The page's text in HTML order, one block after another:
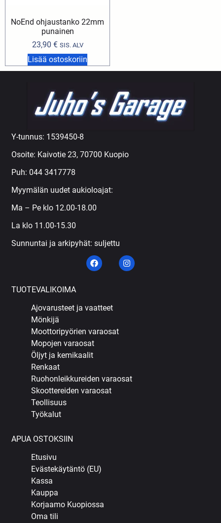
NoEnd ohjaustanko 22mm
punainen
23,90 € SIS. ALV
Lisää ostoskoriin
Y-tunnus: 1539450-8
Osoite: Kaivotie 23, 70700 Kuopio
Puh: 044 3417778
Myymälän uudet aukioloajat:
Ma – Pe klo 12.00-18.00
La klo 11.00-15.30
Sunnuntai ja arkipyhät: suljettu
TUOTEVALIKOIMA
Ajovarusteet ja vaatteet
Mönkijä
Moottoripyörien varaosat
Mopojen varaosat
Öljyt ja kemikaalit
Renkaat
Ruohonleikkureiden varaosat
Skoottereiden varaosat
Teollisuus
Työkalut
APUA OSTOKSIIN
Etusivu
Evästekäytäntö (EU)
Kassa
Kauppa
Korjaamo Kuopiossa
Oma tili